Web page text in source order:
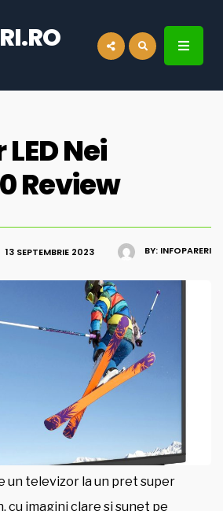
Nei
Review
BY: INFOPARERI
13 SEPTEMBRIE 2023
un televizor la un pret super
cu imagini clare si sunet pe